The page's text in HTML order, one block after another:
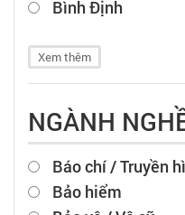
Bình Định
Xem thêm
NGÀNH
Báo chí / Truyền
Bảo hiểm